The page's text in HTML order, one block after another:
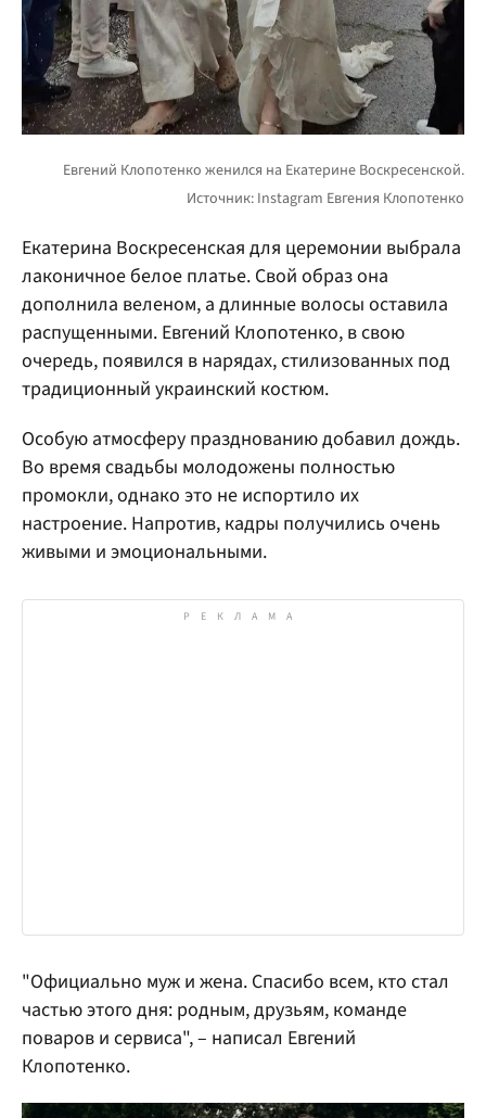
Екатерина Воскресенская для церемонии выбрала
лаконичное белое платье. Свой образ она
дополнила веленом, а длинные волосы оставила
распущенными. Евгений Клопотенко, в свою
очередь, появился в нарядах, стилизованных под
традиционный украинский костюм.
Особую атмосферу празднованию добавил дождь.
Во время свадьбы молодожены полностью
промокли, однако это не испортило их
настроение. Напротив, кадры получились очень
живыми и эмоциональными.
"Официально муж и жена. Спасибо всем, кто стал
частью этого дня: родным, друзьям, команде
поваров и сервиса", – написал Евгений
Клопотенко.